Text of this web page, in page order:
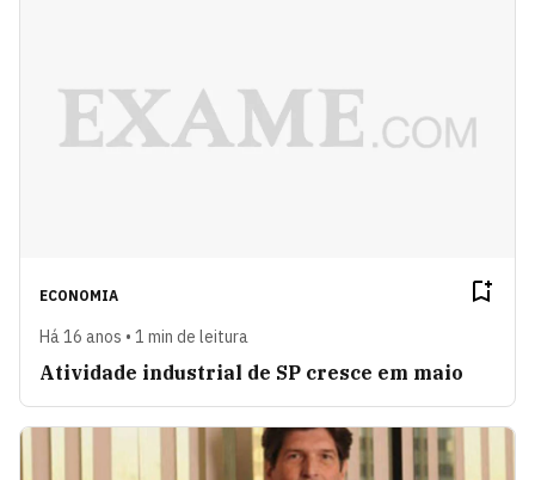
ECONOMIA
Há 16 anos • 1 min de leitura
Atividade industrial de SP cresce em maio